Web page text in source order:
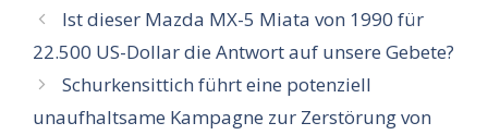
Ist dieser Mazda MX-5 Miata von 1990 für
22.500 US-Dollar die Antwort auf unsere Gebete?
Schurkensittich führt eine potenziell
unaufhaltsame Kampagne zur Zerstörung von